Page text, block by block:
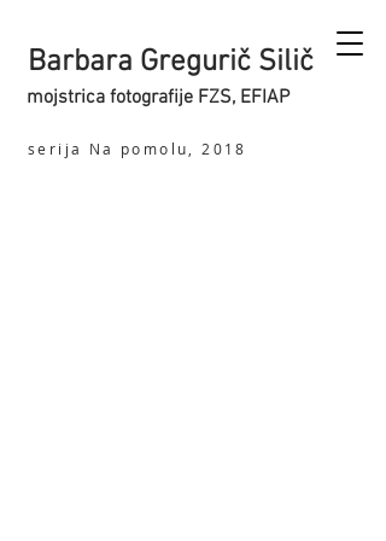
Barbara Gregurič Silič
mojstrica fotografije FZS, EFIAP
serija Na pomolu, 2018